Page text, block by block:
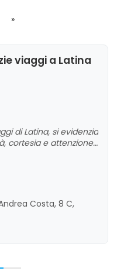
»
viaggi a Latina
di Latina, si evidenzia
cortesia e attenzione
clientela apprezza
impeccabile dei
a creare esperienze
La
tutto il percorso e
e affidabile
dell'attività,
Costa, 8 C,